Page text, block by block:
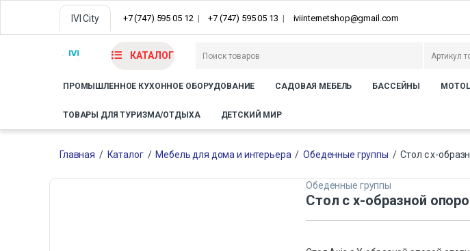
IVI City +7 (747) 595 05 12 +7 (747) 595 05 13 iviinternetshop@gmail.com
КАТАЛОГ
ПРОМЫШЛЕННОЕ КУХОННОЕ ОБОРУДОВАНИЕ САДОВАЯ МЕБЕЛЬ БАССЕЙНЫ
ТОВАРЫ ДЛЯ ТУРИЗМА/ОТДЫХА ДЕТСКИЙ МИР
Главная / Каталог / Мебель для дома и интерьера / Обеденные группы / Стол с x-
Обеденные группы
Стол с x-образной